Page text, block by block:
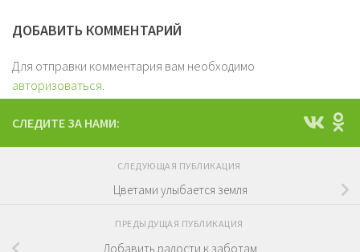
ДОБАВИТЬ КОММЕНТАРИЙ
Для отправки комментария вам необходимо
авторизоваться
СЛЕДИТЕ ЗА НАМИ:
СЛЕДУЮЩАЯ ПУБЛИКАЦИЯ
Цветами улыбается земля
ПРЕДЫДУЩАЯ ПУБЛИКАЦИЯ
Добавить радости к заботам